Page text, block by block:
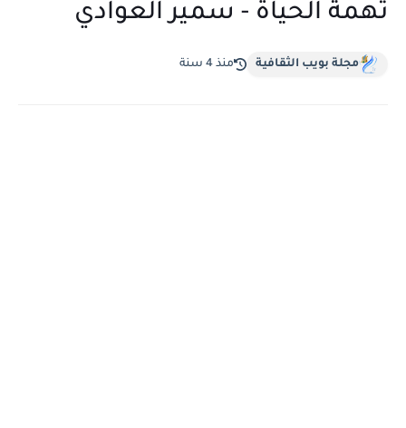
تهمة الحياة - سمير العوادي
مجلة بويب الثقافية منذ 4 سنة